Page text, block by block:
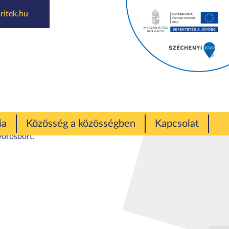
Közösség a közösségben Kapcsolat
bor nap